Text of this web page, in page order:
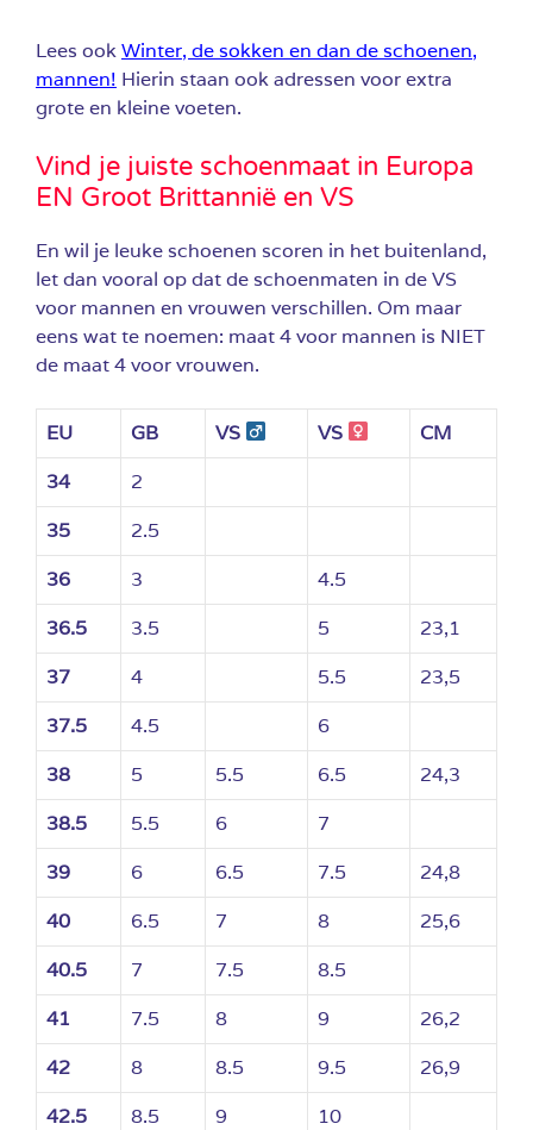
Lees ookWinter, de sokken en dan de schoenen,
mannen! Hierin staan ook adressen voor extra
grote en kleine voeten.
Vind je juiste schoenmaat in Europa
EN Groot Brittannië en VS
En wil je leuke schoenen scoren in het buitenland,
let dan vooral op dat de schoenmaten in de VS
voor mannen en vrouwen verschillen. Om maar
eens wat te noemen: maat 4 voor mannen is NIET
de maat 4 voor vrouwen.
EU GB VS VS
CM
34
2
35
2.5
36
3
4.5
36.5
3.5 5
23,1
37
4 5.5
23,5
37.5
4.5
6
38
5 5.5 6.5
24,3
38.5
5.5 6
7
39
6 6.5 7.5
24,8
40
6.5 7 8
25,6
40.5
7 7.5
8.5
41
7.5 8 9
26,2
42
8 8.5 9.5
26,9
42.5
8.5 9
10